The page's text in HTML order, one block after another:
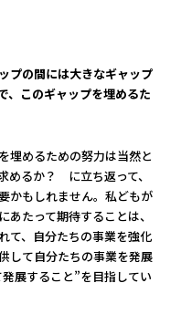
の間には大きなギャップ
、このギャップを埋めるた
埋めるための努力は当然と
めるか？ に立ち返って、
かもしれません。私どもが
たって期待することは、
て、自分たちの事業を強化
して自分たちの事業を発展
展すること”を目指してい